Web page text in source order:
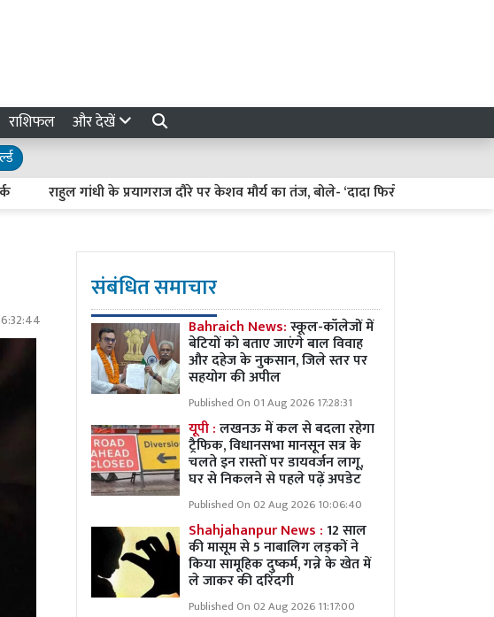
राशिफल और देखें
राहुल गांधी के प्रयागराज दौरे पर केशव मौर्य का तंज, बोले- ‘दादा फिरोज गांधी की कब्र पर
संबंधित समाचार
Bahraich News:स्कूल-कॉलेजों में
बेटियों को बताए जाएंगे बाल विवाह
और दहेज के नुकसान, जिले स्तर पर
सहयोग की अपील
Published On 01 Aug 2026 17:28:31
यूपी :लखनऊ में कल से बदला रहेगा
ट्रैफिक, विधानसभा मानसून सत्र के
चलते इन रास्तों पर डायवर्जन लागू,
घर से निकलने से पहले पढ़ें अपडेट
Published On 02 Aug 2026 10:06:40
Shahjahanpur News :12 साल
की मासूम से 5 नाबालिग लड़कों ने
किया सामूहिक दुष्कर्म, गन्ने के खेत में
ले जाकर की दरिंदगी
Published On 02 Aug 2026 11:17:00